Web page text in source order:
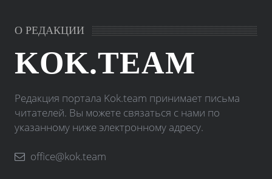
О РЕДАКЦИИ
KOK.TEAM
Редакция портала Kok.team принимает письма
читателей. Вы можете связаться с нами по
указанному ниже электронному адресу.
office@kok.team